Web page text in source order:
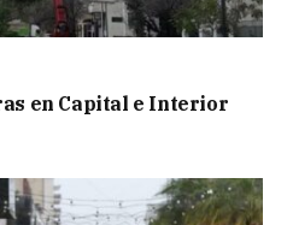
en Capital e Interior